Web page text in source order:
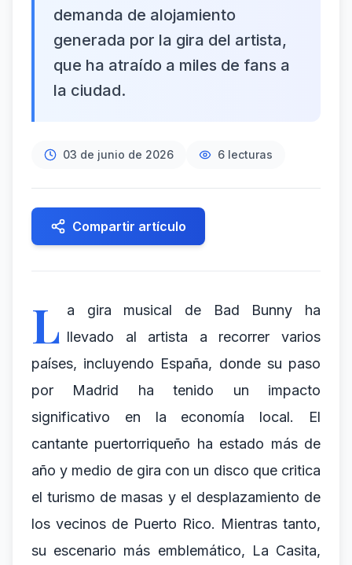
demanda de alojamiento
generada por la gira del artista,
que ha atraído a miles de fans a
la ciudad.
03 de junio de 2026 6 lecturas
Compartir artículo
L a gira musical de Bad Bunny ha
llevado al artista a recorrer varios
países, incluyendo España, donde su paso
por Madrid ha tenido un impacto
significativo en la economía local. El
cantante puertorriqueño ha estado más de
año y medio de gira con un disco que critica
el turismo de masas y el desplazamiento de
los vecinos de Puerto Rico. Mientras tanto,
su escenario más emblemático, La Casita,